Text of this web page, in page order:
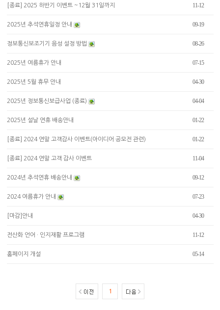
[종료] 2025 하반기 이벤트 ~12월 31일까지 11-12
2025년 추석연휴일정 안내 09-19
정보통신보조기기 음성 설정 방법 08-26
2025년 여름휴가 안내 07-15
2025년 5월 휴무 안내 04-30
2025년 정보통신보급사업 (종료) 04-04
2025년 설날 연휴 배송안내 01-22
[종료] 2024 연말 고객감사 이벤트(아이디어 공모전 관련) 01-22
[종료] 2024 연말 고객 감사 이벤트 11-04
2024년 추석연휴 배송안내 09-12
2024 여름휴가 안내 07-23
[마감]안내 04-30
전산화 언어 · 인지재활 프로그램 11-12
홈페이지 개설 05-14
1